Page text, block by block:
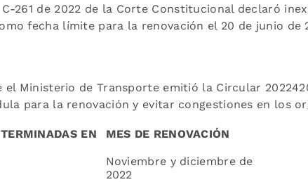
261 de 2022 de la Corte Constitucional declaró
fecha límite para la renovación el 20 de junio de
el Ministerio de Transporte emitió la Circular
para la renovación y evitar congestiones en los
EN MES DE RENOVACIÓN
Noviembre y diciembre de
2022